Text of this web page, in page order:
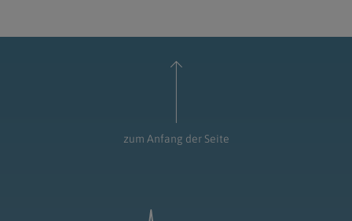
zum Anfang der Seite